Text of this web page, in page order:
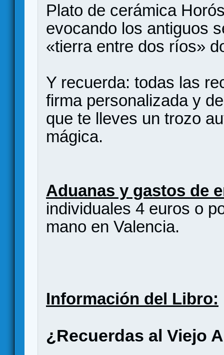
Plato de cerámica
evocando los antiguos
«tierra entre dos ríos»
Y recuerda: todas las
firma personalizada y
que te lleves un trozo
mágica.
Aduanas y gastos de
individuales 4 euros o
mano en Valencia.
Información del Libro:
¿Recuerdas al Viejo